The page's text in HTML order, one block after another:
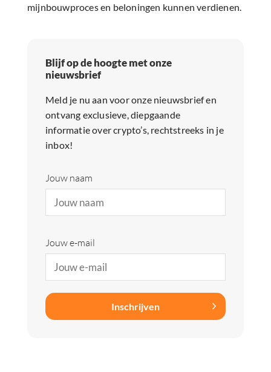
mijnbouwproces en beloningen kunnen verdienen.
Blijf op de hoogte met onze
nieuwsbrief
Meld je nu aan voor onze nieuwsbrief en
ontvang exclusieve, diepgaande
informatie over crypto’s, rechtstreeks in je
inbox!
Jouw naam
Jouw e-mail
Inschrijven